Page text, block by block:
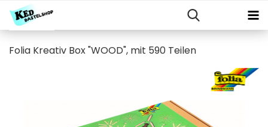
Folia Kreativ Box "WOOD", mit 590 Teilen